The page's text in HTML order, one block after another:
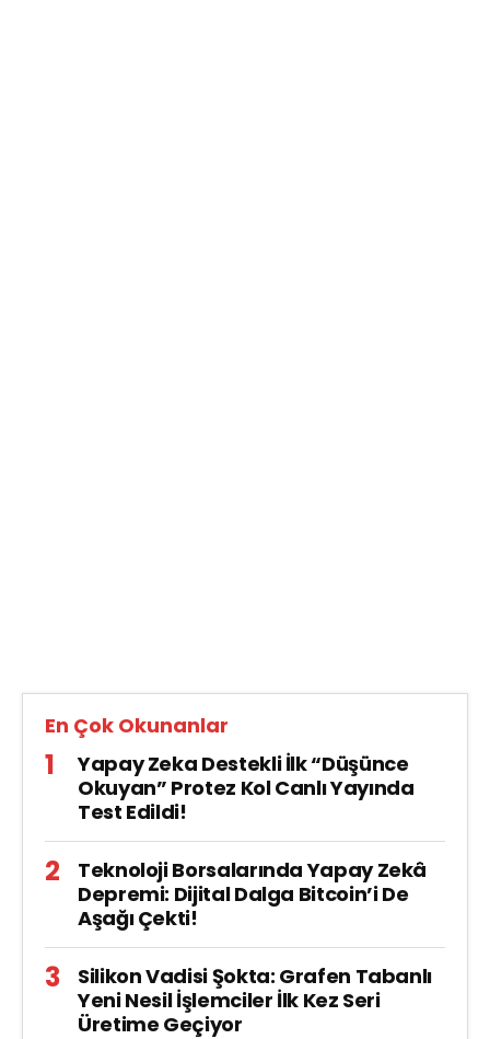
En Çok Okunanlar
Yapay Zeka Destekli İlk “Düşünce
Okuyan” Protez Kol Canlı Yayında
Test Edildi!
Teknoloji Borsalarında Yapay Zekâ
Depremi: Dijital Dalga Bitcoin’i De
Aşağı Çekti!
Silikon Vadisi Şokta: Grafen Tabanlı
Yeni Nesil İşlemciler İlk Kez Seri
Üretime Geçiyor